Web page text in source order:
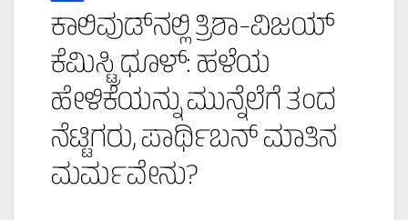
ಕಾಲಿವುಡ್‌ನಲ್ಲಿ ತ್ರಿಶಾ-ವಿಜಯ್
ಕೆಮಿಸ್ಟ್ರಿ ಧೂಳ್: ಹಳೆಯ
ಹೇಳಿಕೆಯನ್ನು ಮುನ್ನೆಲೆಗೆ ತಂದ
ನೆಟ್ಟಿಗರು, ಪಾರ್ಥಿಬನ್ ಮಾತಿನ
ಮರ್ಮವೇನು?